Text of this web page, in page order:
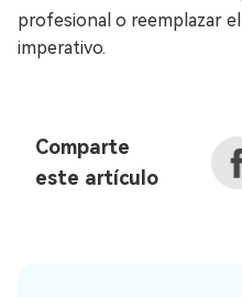
profesional o reemplazar
imperativo.
Comparte
este artículo